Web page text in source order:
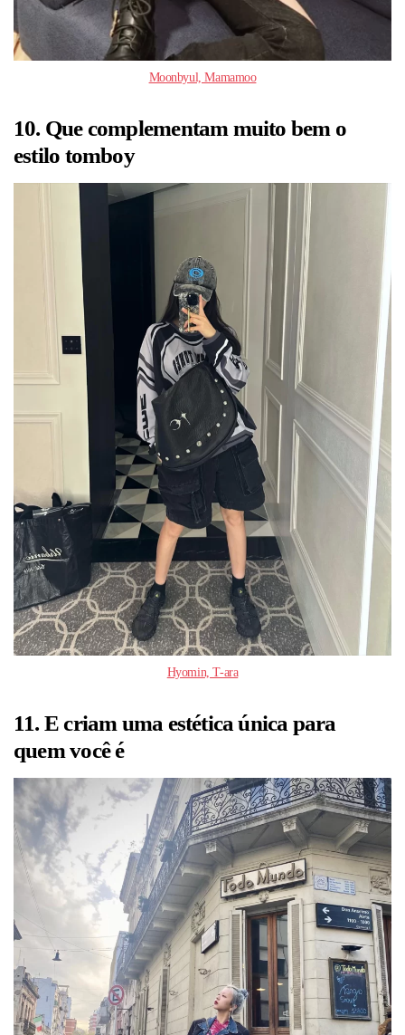
Moonbyul, Mamamoo
10. Que complementam muito bem o
estilo tomboy
Hyomin, T-ara
11. E criam uma estética única para
quem você é